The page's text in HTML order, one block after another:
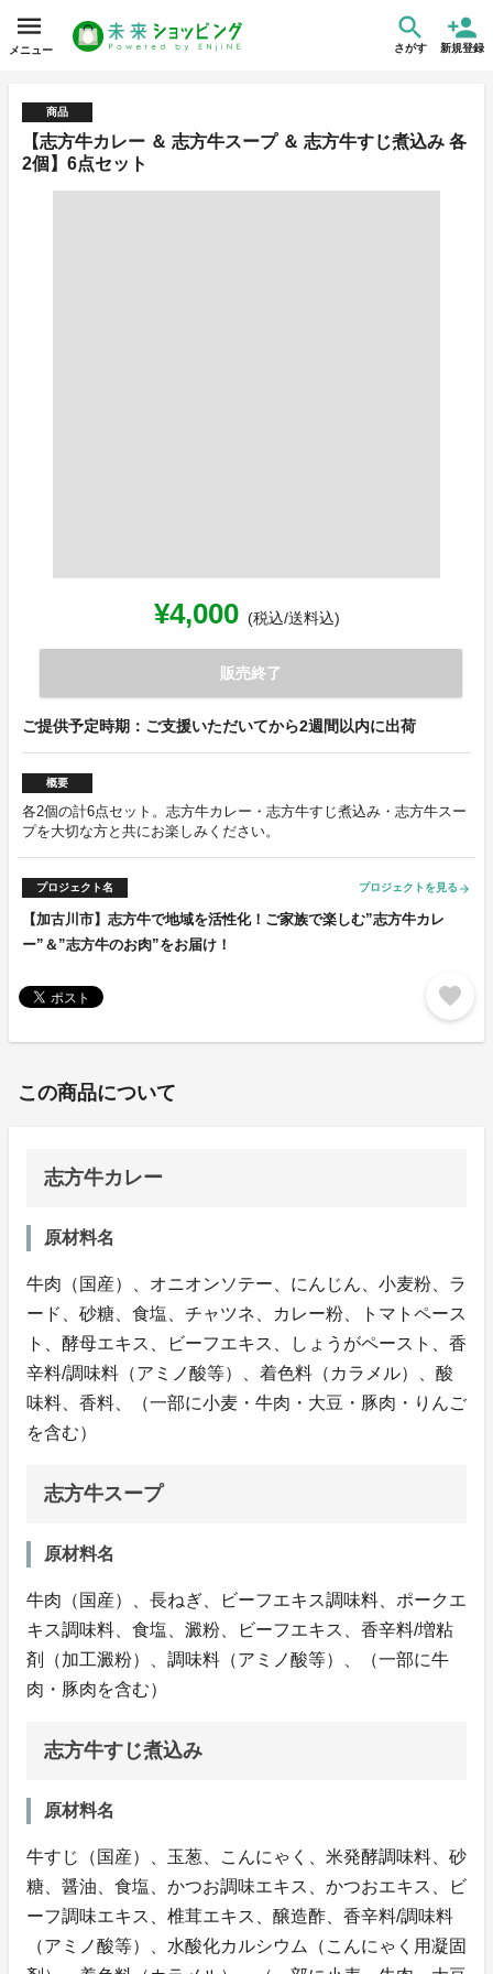
メニュー さがす 新規登録
商品
【志方牛カレー ＆ 志方牛スープ ＆ 志方牛すじ煮込み 各
2個】6点セット
¥4,000 (税込/送料込)
販売終了
ご提供予定時期：ご支援いただいてから2週間以内に出荷
概要
各2個の計6点セット。志方牛カレー・志方牛すじ煮込み・志方牛スー
プを大切な方と共にお楽しみください。
プロジェクト名 プロジェクトを見る arrow_forward
【加古川市】志方牛で地域を活性化！ご家族で楽しむ”志方牛カレ
ー”＆”志方牛のお肉”をお届け！
favorite
この商品について
志方牛カレー
原材料名
牛肉（国産）、オニオンソテー、にんじん、小麦粉、ラ
ード、砂糖、食塩、チャツネ、カレー粉、トマトペース
ト、酵母エキス、ビーフエキス、しょうがペースト、香
辛料/調味料（アミノ酸等）、着色料（カラメル）、酸
味料、香料、（一部に小麦・牛肉・大豆・豚肉・りんご
を含む）
志方牛スープ
原材料名
牛肉（国産）、長ねぎ、ビーフエキス調味料、ポークエ
キス調味料、食塩、澱粉、ビーフエキス、香辛料/増粘
剤（加工澱粉）、調味料（アミノ酸等）、（一部に牛
肉・豚肉を含む）
志方牛すじ煮込み
原材料名
牛すじ（国産）、玉葱、こんにゃく、米発酵調味料、砂
糖、醤油、食塩、かつお調味エキス、かつおエキス、ビ
ーフ調味エキス、椎茸エキス、醸造酢、香辛料/調味料
（アミノ酸等）、水酸化カルシウム（こんにゃく用凝固